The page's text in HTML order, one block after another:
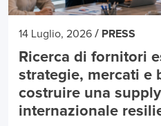
14 Luglio, 2026 / PRESS
Ricerca di fornitori
strategie, mercati e
costruire una
internazionale